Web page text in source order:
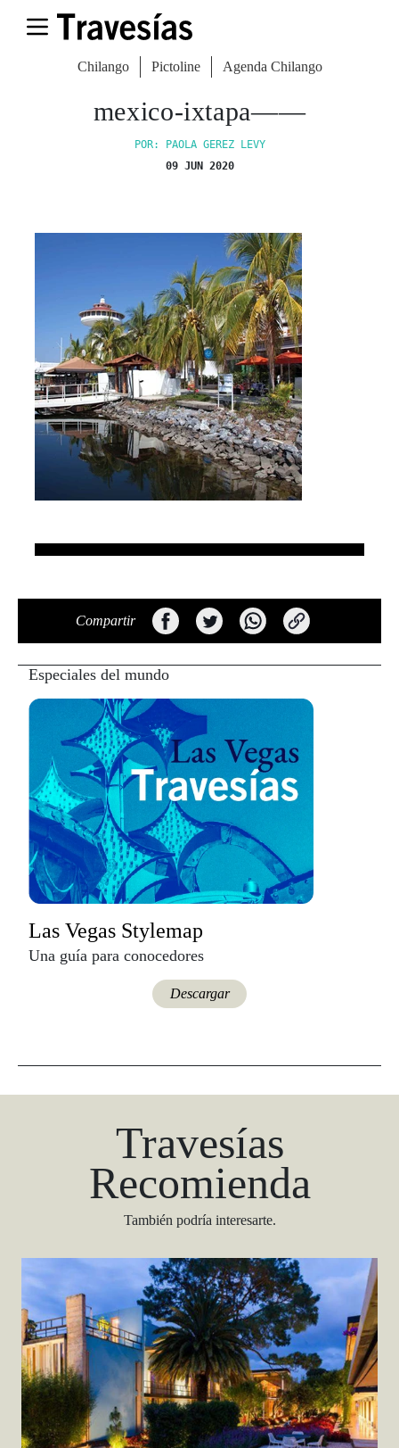
Chilango Pictoline Agenda Chilango
mexico-ixtapa——
POR: PAOLA GEREZ LEVY
09 JUN 2020
Compartir
Especiales del mundo
Las Vegas Stylemap
Una guía para conocedores
Descargar
Travesías
Recomienda
También podría interesarte.